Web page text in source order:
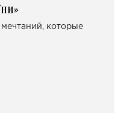
которые